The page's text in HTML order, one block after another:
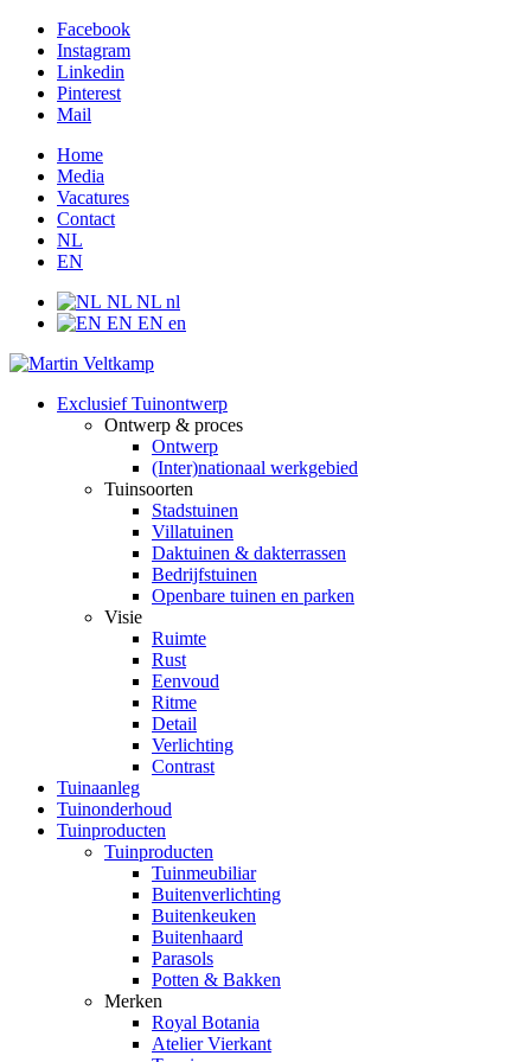
Facebook
Instagram
Linkedin
Pinterest
Mail
Home
Media
Vacatures
Contact
NL
EN
NL NL nl
EN EN en
Exclusief Tuinontwerp
Ontwerp & proces
Ontwerp
(Inter)nationaal werkgebied
Tuinsoorten
Stadstuinen
Villatuinen
Daktuinen & dakterrassen
Bedrijfstuinen
Openbare tuinen en parken
Visie
Ruimte
Rust
Eenvoud
Ritme
Detail
Verlichting
Contrast
Tuinaanleg
Tuinonderhoud
Tuinproducten
Tuinproducten
Tuinmeubiliar
Buitenverlichting
Buitenkeuken
Buitenhaard
Parasols
Potten & Bakken
Merken
Royal Botania
Atelier Vierkant